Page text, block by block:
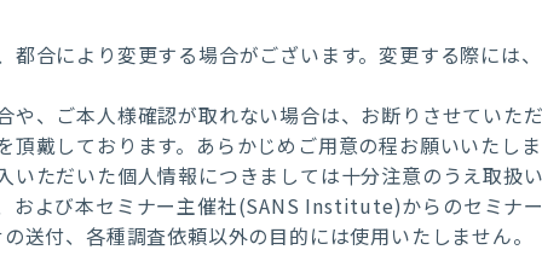
合により変更する場合がございます。変更する際には
、ご本人様確認が取れない場合は、お断りさせていた
戴しております。あらかじめご用意の程お願いいたし
ただいた個人情報につきましては十分注意のうえ取扱
および本セミナー主催社(SANS Institute)からのセミナ
送付、各種調査依頼以外の目的には使用いたしません。